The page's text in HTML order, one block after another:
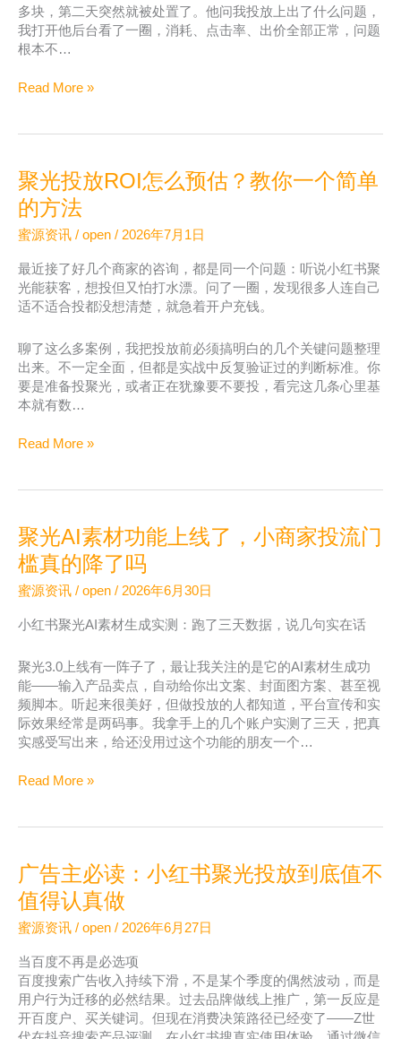
问
题
怎
解
多块，第二天突然就被处置了。他问我投放上出了什么问题，
我打开他后台看了一圈，消耗、点击率、出价全部正常，问题
根本不…
小
账
户
安
全
查
清
单，
议
投
流
前
一
Read More »
聚光投放ROI怎么预估？教你一个简单
的方法
蜜源资讯 / open / 2026年7月1日
最近接了好几个商家的咨询，都是同一个问题：听说小红书聚
光能获客，想投但又怕打水漂。问了一圈，发现很多人连自己
适不适合投都没想清楚，就急着开户充钱。
聊了这么多案例，我把投放前必须搞明白的几个关键问题整理
出来。不一定全面，但都是实战中反复验证过的判断标准。你
要是准备投聚光，或者正在犹豫要不要投，看完这几条心里基
本就有数…
聚
怎
么
预
估？
你
个
简
单
的
方
Read More »
聚光AI素材功能上线了，小商家投流门
槛真的降了吗
蜜源资讯 / open / 2026年6月30日
小红书聚光AI素材生成实测：跑了三天数据，说几句实在话
聚光3.0上线有一阵子了，最让我关注的是它的AI素材生成功
能——输入产品卖点，自动给你出文案、封面图方案、甚至视
频脚本。听起来很美好，但做投放的人都知道，平台宣传和实
际效果经常是两码事。我拿手上的几个账户实测了三天，把真
实感受写出来，给还没用过这个功能的朋友一个…
聚
功
能
上
线
小
商
家
投
Read More »
广告主必读：小红书聚光投放到底值不
值得认真做
蜜源资讯 / open / 2026年6月27日
当百度不再是必选项
百度搜索广告收入持续下滑，不是某个季度的偶然波动，而是
用户行为迁移的必然结果。过去品牌做线上推广，第一反应是
开百度户、买关键词。但现在消费决策路径已经变了——Z世